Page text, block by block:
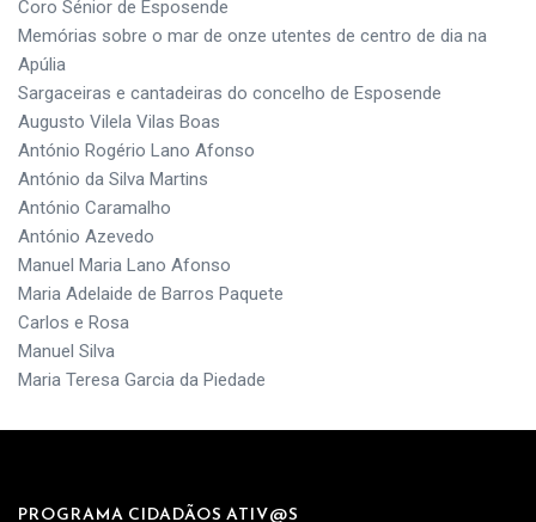
Coro Sénior de Esposende
Memórias sobre o mar de onze utentes de centro de dia na
Apúlia
Sargaceiras e cantadeiras do concelho de Esposende
Augusto Vilela Vilas Boas
António Rogério Lano Afonso
António da Silva Martins
António Caramalho
António Azevedo
Manuel Maria Lano Afonso
Maria Adelaide de Barros Paquete
Carlos e Rosa
Manuel Silva
Maria Teresa Garcia da Piedade
PROGRAMA CIDADÃOS ATIV@S